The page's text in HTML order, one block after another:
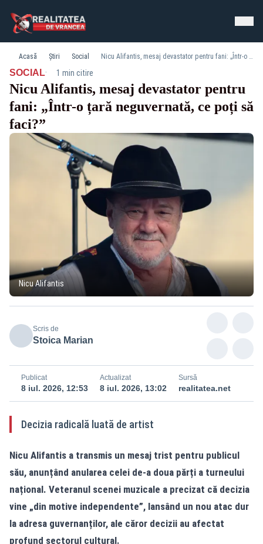
Acasă Știri Social Nicu Alifantis, mesaj devastator pentru fani: „Într-o țară neguvernată, ce poți să faci?”
SOCIAL· 1 min citire
Nicu Alifantis, mesaj devastator pentru
fani: „Într-o țară neguvernată, ce poți să
faci?”
Nicu Alifantis
Scris de
Stoica Marian
Publicat
8 iul. 2026, 12:53
Actualizat
8 iul. 2026, 13:02
Sursă
realitatea.net
Decizia radicală luată de artist
Nicu Alifantis a transmis un mesaj trist pentru publicul
său, anunțând anularea celei de-a doua părți a turneului
național. Veteranul scenei muzicale a precizat că decizia
vine „din motive independente”, lansând un nou atac dur
la adresa guvernanților, ale căror decizii au afectat
profund sectorul cultural.